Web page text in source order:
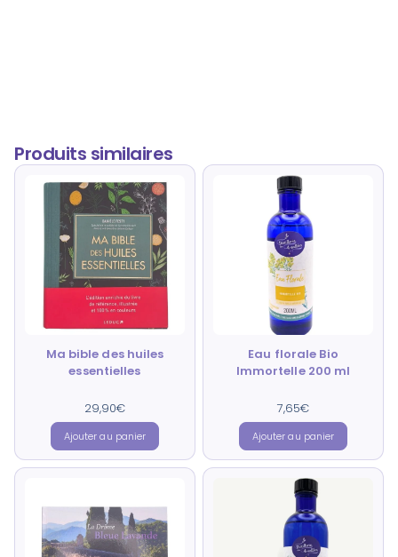
Produits similaires
Ma bible des huiles
essentielles
Note
5.00
29,90€
Ajouter au panier
Eau florale Bio
Immortelle 200 ml
Note
4.67
7,65€
Ajouter au panier